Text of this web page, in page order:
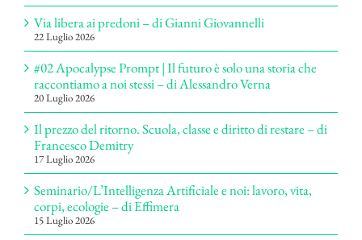
Via libera ai predoni – di Gianni Giovannelli
22 Luglio 2026
#02 Apocalypse Prompt | Il futuro è solo una storia che
raccontiamo a noi stessi – di Alessandro Verna
20 Luglio 2026
Il prezzo del ritorno. Scuola, classe e diritto di restare – di
Francesco Demitry
17 Luglio 2026
Seminario/L’Intelligenza Artificiale e noi: lavoro, vita,
corpi, ecologie – di Effimera
15 Luglio 2026